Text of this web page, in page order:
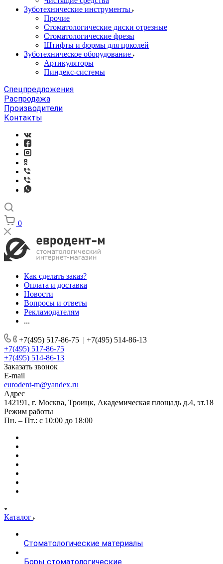
Зуботехнические инструменты
Прочие
Стоматологические диски отрезные
Стоматологические фрезы
Штифты и формы для цоколей
Зуботехническое оборудование
Артикуляторы
Пиндекс-системы
Спецпредложения
Распродажа
Производители
Контакты
0
Как сделать заказ?
Оплата и доставка
Новости
Вопросы и ответы
Рекламодателям
...
+7(495) 517-86-75 | +7(495) 514-86-13
+7(495) 517-86-75
+7(495) 514-86-13
Заказать звонок
E-mail
eurodent-m@yandex.ru
Адрес
142191, г. Москва, Троицк, Академическая площадь д.4, эт.18
Режим работы
Пн. – Пт.: с 10:00 до 18:00
Каталог
Стоматологические материалы
Боры стоматологические